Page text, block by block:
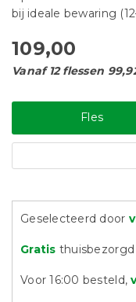
bij ideale bewaring
109,00
Vanaf 12 flessen
Fles
Geselecteerd door
Gratis thuisbezorgd
Voor 16:00 besteld,